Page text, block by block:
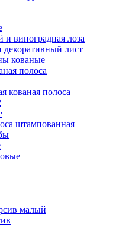
виноградная лоза
лист
кованые
полоса
кованая полоса
штампованная
малый